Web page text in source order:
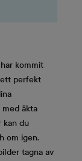
kommit
perfekt
äkta
kan du
om igen.
tagna av